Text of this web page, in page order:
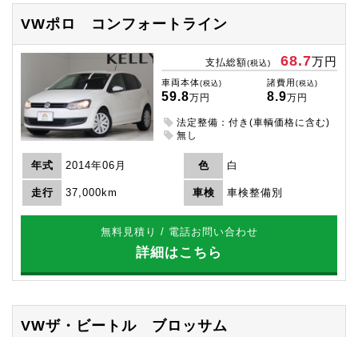
VWポロ コンフォートライン
支払総額(税込) 68.7万円
車両本体(税込)
59.8万円
諸費用(税込)
8.9万円
法定整備：付き(車輌価格に含む)
無し
年式 2014年06月 色 白
走行 37,000km 車検 車検整備別
無料見積り / 電話お問い合わせ
詳細はこちら
VWザ・ビートル ブロッサム